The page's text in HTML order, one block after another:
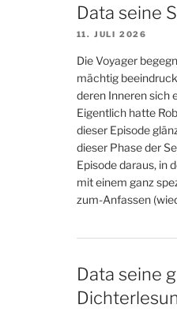
Data seine
11. JULI 2026
Die Voyager
mächtig
deren Inneren sich
Eigentlich hatte
dieser Episode
dieser Phase der
Episode daraus, in
mit einem ganz
zum-Anfassen
Data seine